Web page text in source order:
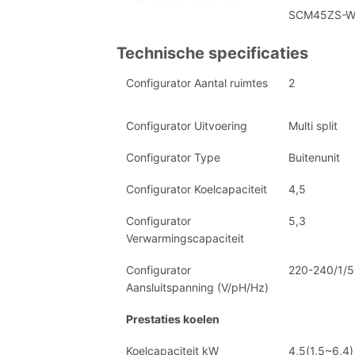
SCM45ZS-
Technische specificaties
Configurator Aantal ruimtes 2
Configurator Uitvoering Multi split
Configurator Type Buitenunit
Configurator Koelcapaciteit 4,5
Configurator
Verwarmingscapaciteit
5,3
Configurator
Aansluitspanning (V/pH/Hz)
220-240/1/
Prestaties koelen
Koelcapaciteit kW 4,5(1,5~6,4)